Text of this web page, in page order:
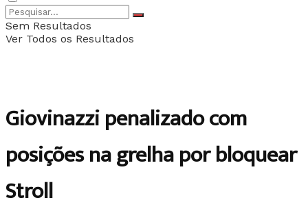
Sem Resultados
Ver Todos os Resultados
Giovinazzi penalizado com
posições na grelha por bloquear
Stroll